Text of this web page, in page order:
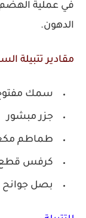
في عملية الهضم
الدهون.
مقادير تتبيلة
سمك
جزر مبشور
طماطم
كرفس
بصل